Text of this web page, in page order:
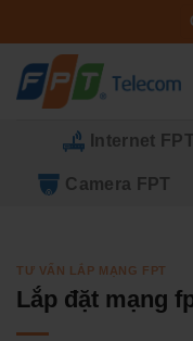
qua
dung
Internet FPT
Camera FPT
TƯ VẤN LẮP MẠNG FPT
Lắp đặt mạng